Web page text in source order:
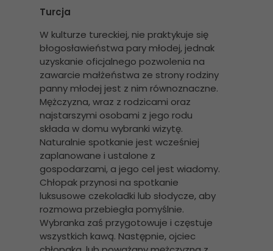
Turcja
W kulturze tureckiej, nie praktykuje się
błogosławieństwa pary młodej, jednak
uzyskanie oficjalnego pozwolenia na
zawarcie małżeństwa ze strony rodziny
panny młodej jest z nim równoznaczne.
Mężczyzna, wraz z rodzicami oraz
najstarszymi osobami z jego rodu
składa w domu wybranki wizytę.
Naturalnie spotkanie jest wcześniej
zaplanowane i ustalone z
gospodarzami, a jego cel jest wiadomy.
Chłopak przynosi na spotkanie
luksusowe czekoladki lub słodycze, aby
rozmowa przebiegła pomyślnie.
Wybranka zaś przygotowuje i częstuje
wszystkich kawą. Następnie, ojciec